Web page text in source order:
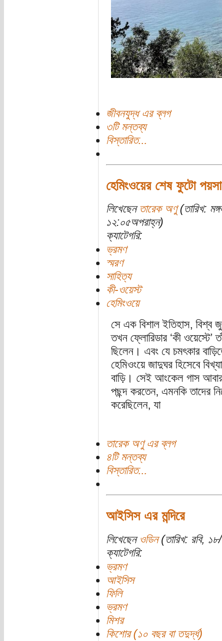
জীবনযুদ্ধ এর ব্লগ
৩টি মন্তব্য
বিস্তারিত...
হেমিংওয়ের শেষ ফুটো পয়সা
লিখেছেন তারেক অণু(তারিখ:
১২:০৫অপরাহ্ন)
ক্যাটেগরি:
ভ্রমণ
স্মরণ
সাহিত্য
কী-ওয়েস্ট
হেমিংওয়ে
সে এক বিশাল ইতিহাস, বিশ্ব
তখন ফ্লোরিডার ‘কী
ছিলেন। এবং যে চমৎকার
হেমিওংয়ে জাদুঘর হিসেবে
বাড়ি। সেই আংকেল গাস আবার
পছন্দ করতেন, এমনকি তাদের
করেছিলেন, যা
তারেক অণু এর ব্লগ
৪টি মন্তব্য
বিস্তারিত...
আইসিস এর মন্দিরে
লিখেছেন ওডিন(তারিখ: রবি,
ক্যাটেগরি:
ভ্রমণ
আইসিস
ফিলি
ভ্রমণ
মিশর
কিশোর (১০ বছর বা তদুর্দ্ধ)